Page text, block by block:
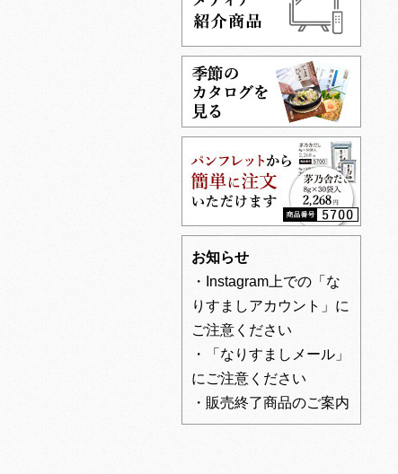
お知らせ
・Instagram上での「な
りすましアカウント」に
ご注意ください
・「なりすましメール」
にご注意ください
・販売終了商品のご案内